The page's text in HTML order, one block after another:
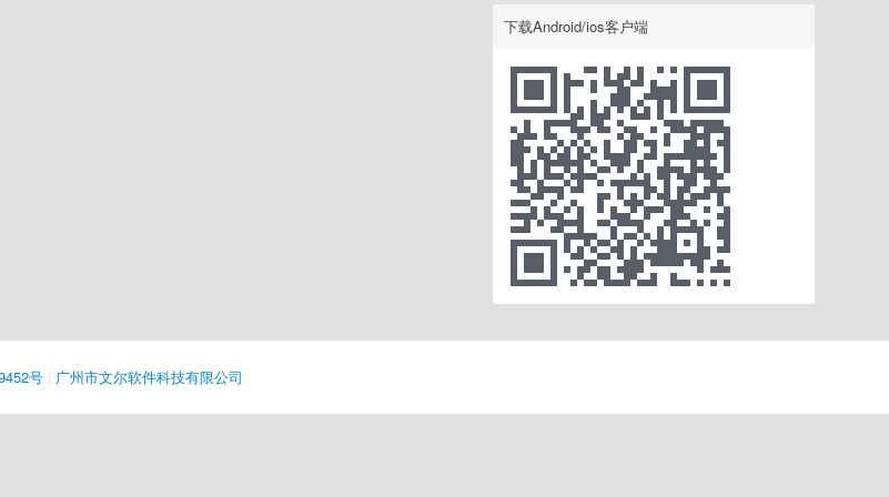
下载Android/ios客户端
号 广州市文尔软件科技有限公司